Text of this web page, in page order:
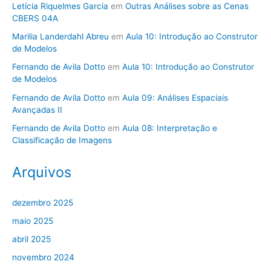
Letícia Riquelmes Garcia em Outras Análises sobre as Cenas
CBERS 04A
Marilia Landerdahl Abreu em Aula 10: Introdução ao Construtor
de Modelos
Fernando de Avila Dotto em Aula 10: Introdução ao Construtor
de Modelos
Fernando de Avila Dotto em Aula 09: Análises Espaciais
Avançadas II
Fernando de Avila Dotto em Aula 08: Interpretação e
Classificação de Imagens
Arquivos
dezembro 2025
maio 2025
abril 2025
novembro 2024